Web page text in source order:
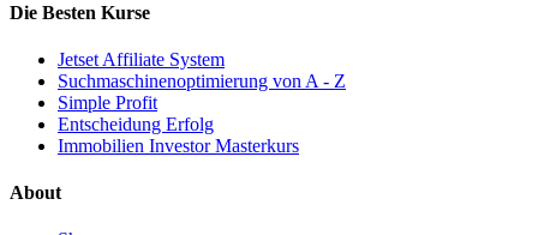
Die Besten Kurse
Jetset Affiliate System
Suchmaschinenoptimierung von A - Z
Simple Profit
Entscheidung Erfolg
Immobilien Investor Masterkurs
About